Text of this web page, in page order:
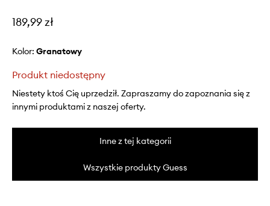
189,99 zł
Kolor: granatowy
Produkt niedostępny
Niestety ktoś Cię uprzedził. Zapraszamy do zapoznania się z
innymi produktami z naszej oferty.
Inne z tej kategorii
Wszystkie produkty Guess